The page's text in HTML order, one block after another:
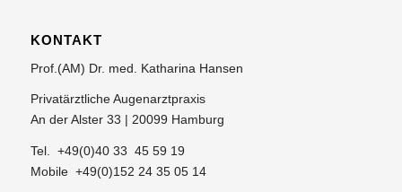
KONTAKT
Prof.(AM) Dr. med. Katharina Hansen
Privatärztliche Augenarztpraxis
An der Alster 33 | 20099 Hamburg
Tel. +49(0)40 33 45 59 19
Mobile +49(0)152 24 35 05 14